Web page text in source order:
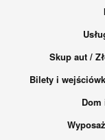
Skup aut /
Bilety i
Dom